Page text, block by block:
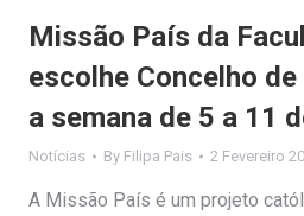
Missão País da
escolhe Concelho
a semana de 5 a 11
Notícias By Filipa Pais 2 Fevereiro
A Missão País é um projeto